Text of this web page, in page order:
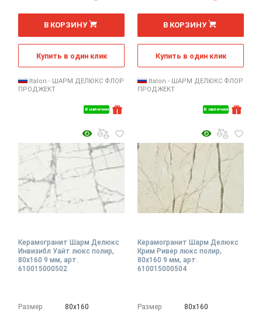
В наличии
м
В КОРЗИНУ
Купить в один клик
Italon - ШАРМ ДЕЛЮКС ФЛОР
ПРОДЖЕКТ
В наличии
м
В КОРЗИНУ
Купить в один клик
Italon - ШАРМ ДЕЛЮКС ФЛОР
ПРОДЖЕКТ
Керамогранит Шарм Делюкс
Инвизибл Уайт люкс полир,
80x160 9 мм, арт.
610015000502
Размер 80х160
Керамогранит Шарм Делюкс
Крим Ривер люкс полир,
80x160 9 мм, арт.
610015000504
Размер 80х160